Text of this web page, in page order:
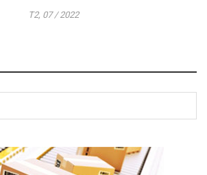
T2, 07 / 2022